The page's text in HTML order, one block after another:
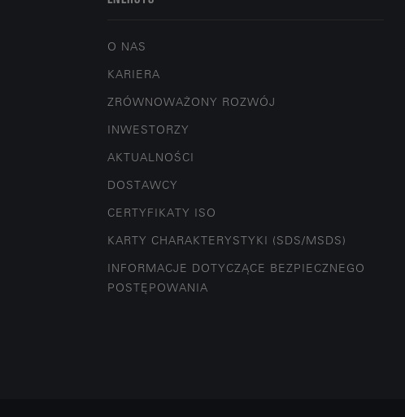
O NAS
KARIERA
ZRÓWNOWAŻONY ROZWÓJ
INWESTORZY
AKTUALNOŚCI
DOSTAWCY
CERTYFIKATY ISO
KARTY CHARAKTERYSTYKI (SDS/MSDS)
INFORMACJE DOTYCZĄCE BEZPIECZNEGO
POSTĘPOWANIA